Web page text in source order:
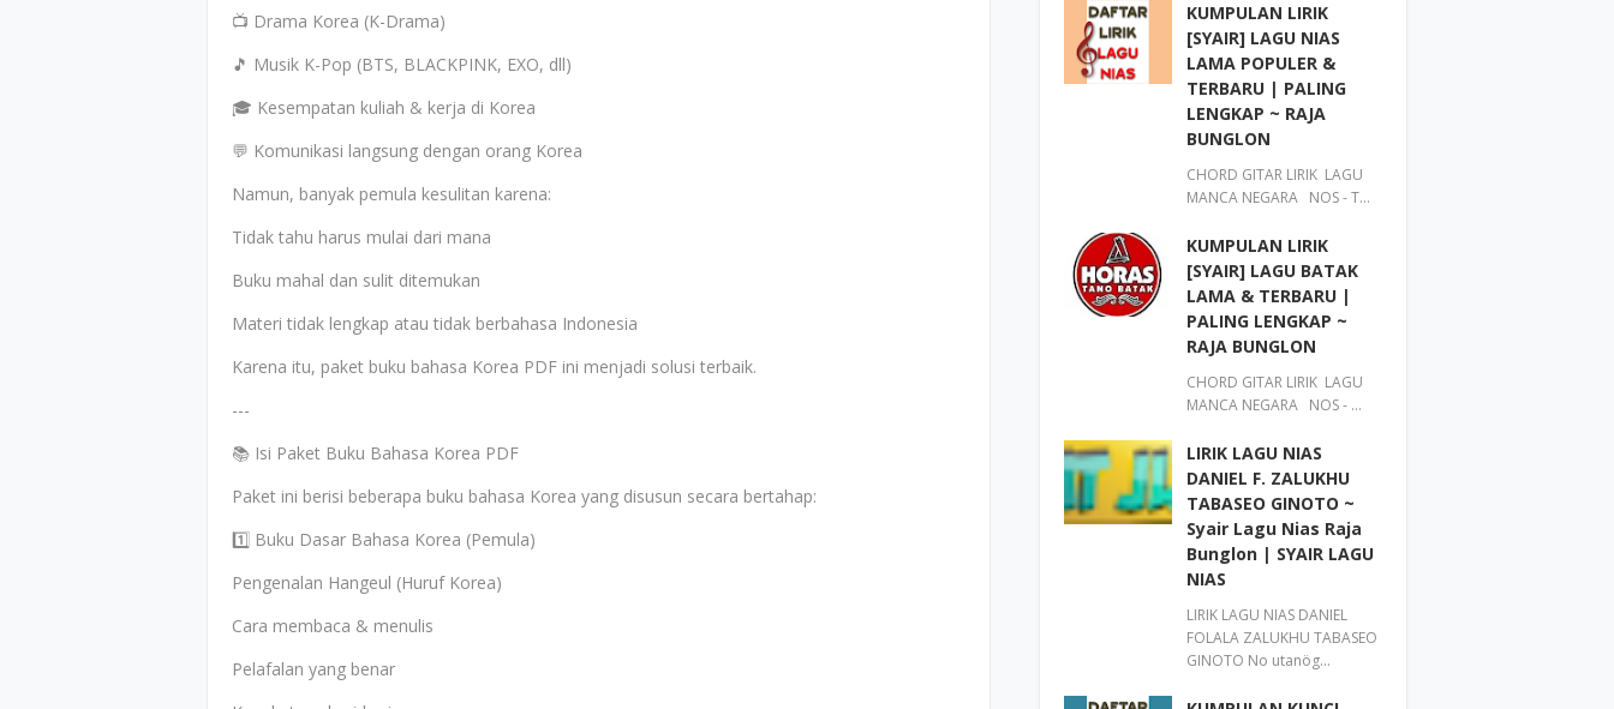
📺 Drama Korea (K-Drama)
🎵 Musik K-Pop (BTS, BLACKPINK, EXO, dll)
🎓 Kesempatan kuliah & kerja di Korea
💬 Komunikasi langsung dengan orang Korea
Namun, banyak pemula kesulitan karena:
Tidak tahu harus mulai dari mana
Buku mahal dan sulit ditemukan
Materi tidak lengkap atau tidak berbahasa Indonesia
Karena itu, paket buku bahasa Korea PDF ini menjadi solusi terbaik.
---
📚 Isi Paket Buku Bahasa Korea PDF
Paket ini berisi beberapa buku bahasa Korea yang disusun secara bertahap:
1️⃣ Buku Dasar Bahasa Korea (Pemula)
Pengenalan Hangeul (Huruf Korea)
Cara membaca & menulis
Pelafalan yang benar
KUMPULAN LIRIK
[SYAIR] LAGU NIAS
LAMA POPULER &
TERBARU | PALING
LENGKAP ~ RAJA
BUNGLON
CHORD GITAR LIRIK LAGU
MANCA NEGARA NOS - T…
KUMPULAN LIRIK
[SYAIR] LAGU BATAK
LAMA & TERBARU |
PALING LENGKAP ~
RAJA BUNGLON
CHORD GITAR LIRIK LAGU
MANCA NEGARA NOS - …
LIRIK LAGU NIAS
DANIEL F. ZALUKHU
TABASEO GINOTO ~
Syair Lagu Nias Raja
Bunglon | SYAIR LAGU
NIAS
LIRIK LAGU NIAS DANIEL
FOLALA ZALUKHU TABASEO
GINOTO No utanög…